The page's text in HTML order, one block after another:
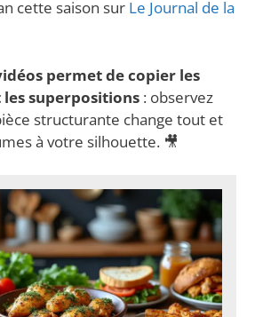
cette saison sur Le Journal de la
permet de copier les
superpositions : observez
structurante change tout et
à votre silhouette. 🎥